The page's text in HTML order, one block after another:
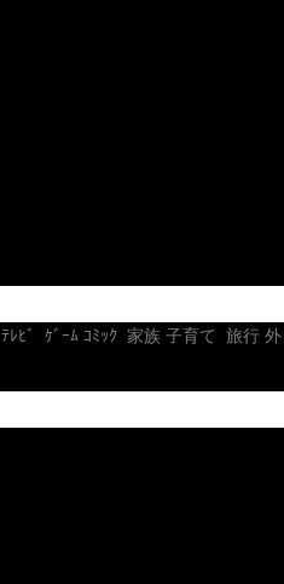
ﾚﾋﾞ ｹﾞｰﾑ ｺﾐｯｸ 家族 子育て 旅行 外